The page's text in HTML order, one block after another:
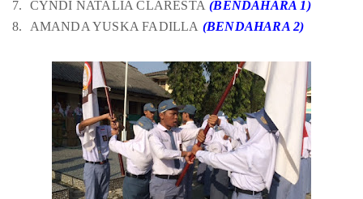
CYNDI NATALIA CLARESTA(BENDAHARA 1)
AMANDA YUSKA FADILLA (BENDAHARA 2)